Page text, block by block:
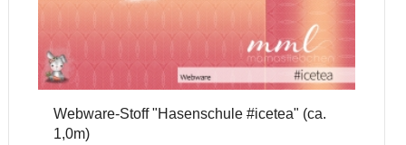
Webware-Stoff "Hasenschule #icetea" (ca.
1,0m)